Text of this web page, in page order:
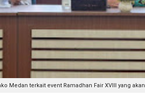
Medan terkait event Ramadhan Fair XVIII yang